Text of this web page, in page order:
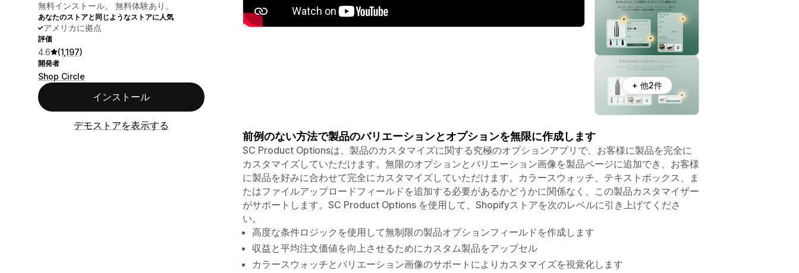
無料インストール。 無料体験あり。
あなたのストアと同じようなストアに人気
アメリカに拠点
評価
4.6 (1,197)
開発者
Shop Circle
インストール
デモストアを表示する
+ 他2件
前例のない方法で製品のバリエーションとオプションを無限に作成します
SC Product Optionsは、製品のカスタマイズに関する究極のオプションアプリで、お客様に製品を完全に
カスタマイズしていただけます。無限のオプションとバリエーション画像を製品ページに追加でき、お客様
に製品を好みに合わせて完全にカスタマイズしていただけます。カラースウォッチ、テキストボックス、ま
たはファイルアップロードフィールドを追加する必要があるかどうかに関係なく、この製品カスタマイザー
がサポートします。SC Product Options を使用して、Shopifyストアを次のレベルに引き上げてくださ
い。
高度な条件ロジックを使用して無制限の製品オプションフィールドを作成します
収益と平均注文価値を向上させるためにカスタム製品をアップセル
カラースウォッチとバリエーション画像のサポートによりカスタマイズを視覚化します